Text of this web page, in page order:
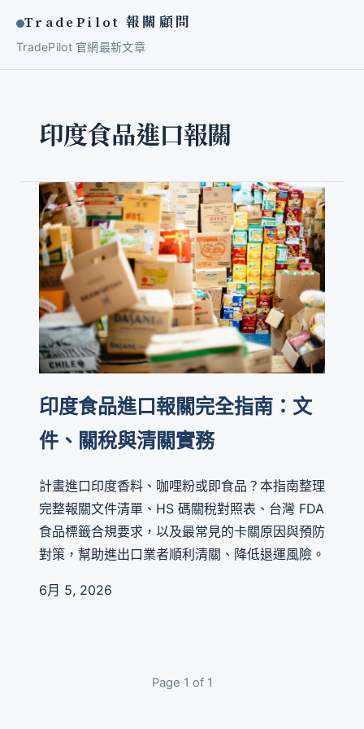
TradePilot 報關顧問
TradePilot 官網最新文章
印度食品進口報關
印度食品進口報關完全指南：文
件、關稅與清關實務
計畫進口印度香料、咖哩粉或即食品？本指南整理
完整報關文件清單、HS 碼關稅對照表、台灣 FDA
食品標籤合規要求，以及最常見的卡關原因與預防
對策，幫助進出口業者順利清關、降低退運風險。
6月 5, 2026
Page 1 of 1